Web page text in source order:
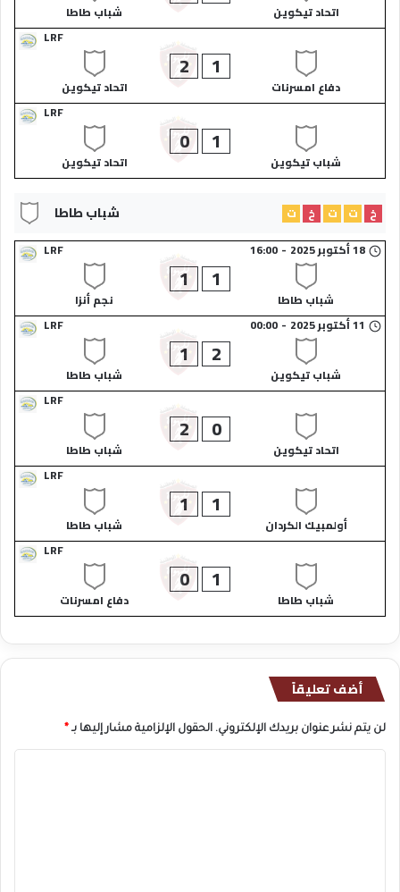
اتحاد تيكوين​
شباب طاطا​
LRF
دفاع امسرنات​
1
2
اتحاد تيكوين​
LRF
شباب تيكوين​
1
0
اتحاد تيكوين​
شباب طاطا​ خ ت ت خ
ت
LRF
18 أكتوبر 2025 -
16:00
شباب طاطا​
1
1
نجم أنزا​
LRF
11 أكتوبر 2025 -
00:00
شباب تيكوين​
2
1
شباب طاطا​
LRF
اتحاد تيكوين​
0
2
شباب طاطا​
LRF
أولمبيك الكردان​
1
1
شباب طاطا​
LRF
شباب طاطا​
1
0
دفاع امسرنات​
أضف تعليقاً
لن يتم نشر عنوان بريدك الإلكتروني. الحقول الإلزامية مشار إليها بـ *